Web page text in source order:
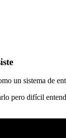
un sistema de
pero difícil